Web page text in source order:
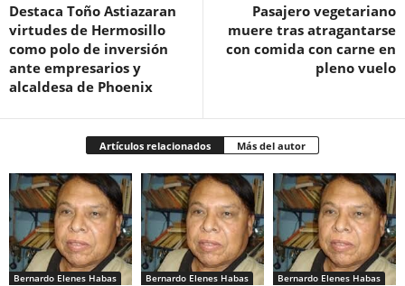
Destaca Toño Astiazaran
virtudes de Hermosillo
como polo de inversión
ante empresarios y
alcaldesa de Phoenix
Pasajero vegetariano
muere tras atragantarse
con comida con carne en
pleno vuelo
Artículos relacionados Más del autor
Bernardo Elenes Habas Bernardo Elenes Habas Bernardo Elenes Habas